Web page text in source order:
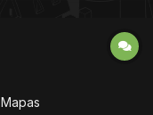
Mapas